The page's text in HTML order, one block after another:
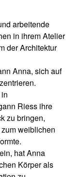
arbeitende
in ihrem Atelier
der Architektur
Anna, sich auf
Riess ihre
zu bringen,
weiblichen
hat Anna
Körper als